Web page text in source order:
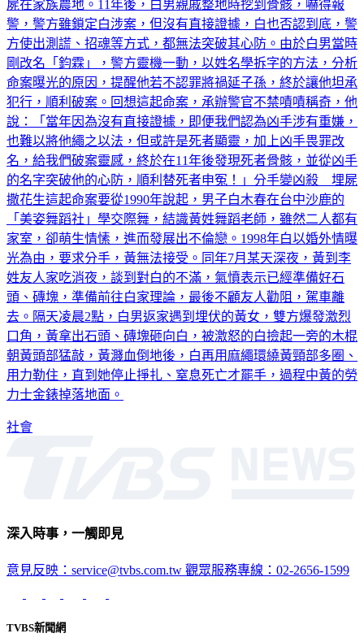
屍在家族農地。11年後，白男親戚整地時挖到骨骸，嚇得報
警，警方雖鎖定白涉案，但沒有直接證據，白也否認到底，警
方使出測謊、招魂等方式，都無法突破其心防。由於白男當時
剛改名「鈞霖」，警方靈機一動，以姓名學拆字的方法，分析
命案曝光的原因，提醒他若不認罪將禍延子孫，終於讓他坦承
犯行，順利破案。回想這起命案，承辦警官不禁嘖嘖稱奇，他
說：「當年因為沒有直接證據，即便我們認為凶手涉有重嫌，
也難以將他繩之以法，但或許是死者顯靈，加上凶手畏罪改
名，給我們破案靈感，終於在11年後發現死者骨骸，並從凶手
的名字突破他的心防，順利替死者申冤！」分手變凶殺 埋屍
撒花生這起命案要從1990年說起，男子白木春在台中沙鹿的
「美姿舞蹈社」學交際舞，結識黃姓舞蹈老師，雖然二人都有
家室，卻萌生情愫，進而發展出不倫戀。1998年白以婚外情曝
光為由，要求分手，黃無法接受。同年7月某天深夜，黃到李
姓友人家吃消夜，談到對白的不滿，氣憤表示已經準備好石
頭、磚塊，準備前往白家理論，最後不顧友人勸阻，駕車離
去。隔天凌晨2點，白男返家遇到埋伏的黃女，雙方爆發激烈
口角，黃拿出石頭、磚塊砸向白，被激怒的白撿起一旁的木棍
朝黃頭部猛敲，黃濺血倒地後，白再用麻繩環繞黃頸部多圈、
用力勒住，直到她停止掙扎、窒息死亡才罷手，過程中黃的勞
力士金錶掉落地面。
社會
深入時事，一觸即見
意見反映：service@tvbs.com.tw 觀眾服務專線：02-2656-1599
TVBS新聞網